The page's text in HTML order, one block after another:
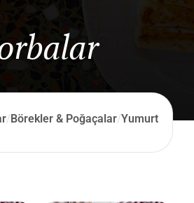
/Börekler & Poğaçalar/Yumurtalar/